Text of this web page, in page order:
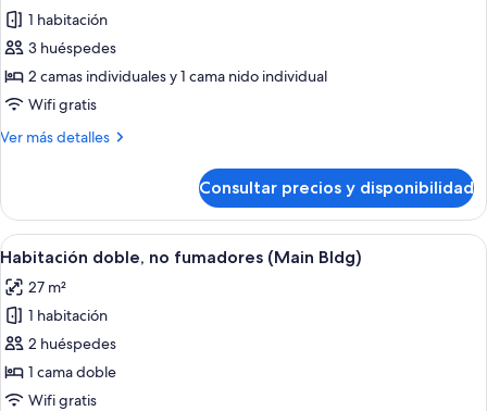
fumadores
(Main
Bldg)
fotos
de
Habitación
triple,
fumadores
1 habitación
3 huéspedes
2 camas individuales y 1 cama nido individual
Wifi gratis
Ver más detalles
Más
triple,
no
fumadores
Bldg)
Consultar precios y disponibilidad
Abrir
todas
las
fotos
de
Habitación
doble,
Habitación de hotel con una cama
6
Habitación doble, no fumadores (Main Bldg)
27 m²
1 habitación
2 huéspedes
1 cama doble
Wifi gratis